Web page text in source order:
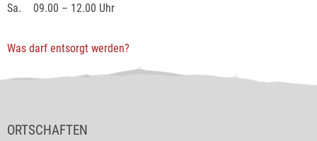
Sa. 09.00 – 12.00 Uhr
Was darf entsorgt werden?
ORTSCHAFTEN